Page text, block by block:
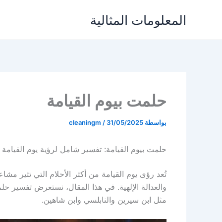
المعلومات المثالية
حلمت بيوم القيامة
بواسطة cleaningm / 31/05/2025
حلمت بيوم القيامة: تفسير شامل لرؤية يوم
تُعد رؤى يوم القيامة من أكثر الأحلام التي تثير
والعدالة الإلهية. في هذا المقال، نستعرض تفسير
مثل ابن سيرين والنابلسي وابن شاهين.